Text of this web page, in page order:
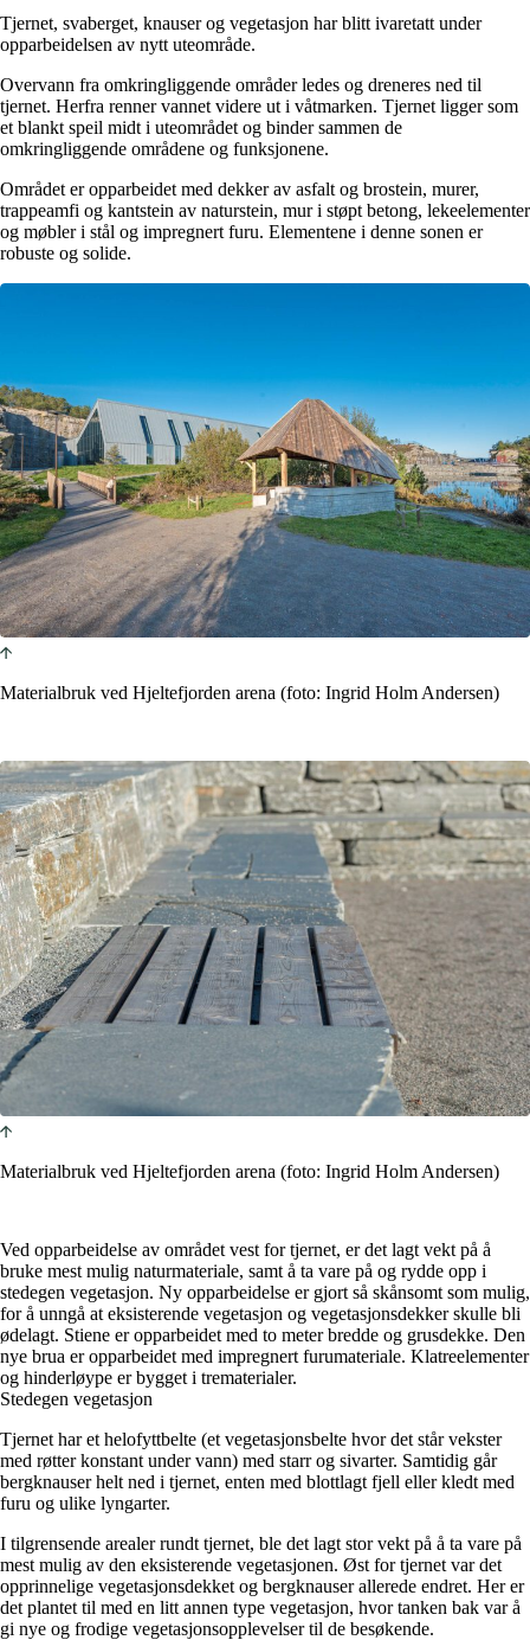
Tjernet, svaberget, knauser og vegetasjon har blitt ivaretatt under
opparbeidelsen av nytt uteområde.
Overvann fra omkringliggende områder ledes og dreneres ned til
tjernet. Herfra renner vannet videre ut i våtmarken. Tjernet ligger som
et blankt speil midt i uteområdet og binder sammen de
omkringliggende områdene og funksjonene.
Området er opparbeidet med dekker av asfalt og brostein, murer,
trappeamfi og kantstein av naturstein, mur i støpt betong, lekeelementer
og møbler i stål og impregnert furu. Elementene i denne sonen er
robuste og solide.
Materialbruk ved Hjeltefjorden arena (foto: Ingrid Holm Andersen)
Materialbruk ved Hjeltefjorden arena (foto: Ingrid Holm Andersen)
Ved opparbeidelse av området vest for tjernet, er det lagt vekt på å
bruke mest mulig naturmateriale, samt å ta vare på og rydde opp i
stedegen vegetasjon. Ny opparbeidelse er gjort så skånsomt som mulig,
for å unngå at eksisterende vegetasjon og vegetasjonsdekker skulle bli
ødelagt. Stiene er opparbeidet med to meter bredde og grusdekke. Den
nye brua er opparbeidet med impregnert furumateriale. Klatreelementer
og hinderløype er bygget i trematerialer.
Stedegen vegetasjon
Tjernet har et helofyttbelte (et vegetasjonsbelte hvor det står vekster
med røtter konstant under vann) med starr og sivarter. Samtidig går
bergknauser helt ned i tjernet, enten med blottlagt fjell eller kledt med
furu og ulike lyngarter.
I tilgrensende arealer rundt tjernet, ble det lagt stor vekt på å ta vare på
mest mulig av den eksisterende vegetasjonen. Øst for tjernet var det
opprinnelige vegetasjonsdekket og bergknauser allerede endret. Her er
det plantet til med en litt annen type vegetasjon, hvor tanken bak var å
gi nye og frodige vegetasjonsopplevelser til de besøkende.